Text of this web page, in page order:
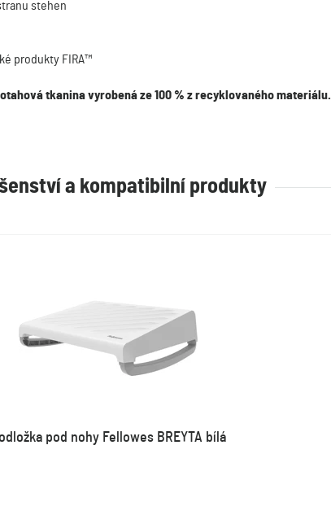
stehen
produkty FIRA™
tkanina vyrobená ze 100 % z recyklovaného materiálu.
a kompatibilní produkty
pod nohy Fellowes BREYTA bílá